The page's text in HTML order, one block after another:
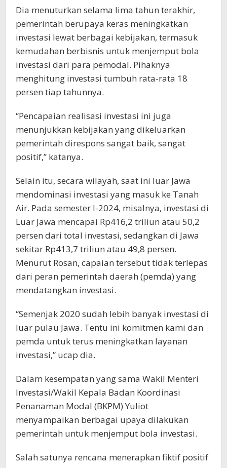
Dia menuturkan selama lima tahun terakhir,
pemerintah berupaya keras meningkatkan
investasi lewat berbagai kebijakan, termasuk
kemudahan berbisnis untuk menjemput bola
investasi dari para pemodal. Pihaknya
menghitung investasi tumbuh rata-rata 18
persen tiap tahunnya.
“Pencapaian realisasi investasi ini juga
menunjukkan kebijakan yang dikeluarkan
pemerintah direspons sangat baik, sangat
positif,” katanya.
Selain itu, secara wilayah, saat ini luar Jawa
mendominasi investasi yang masuk ke Tanah
Air. Pada semester I-2024, misalnya, investasi di
Luar Jawa mencapai Rp416,2 triliun atau 50,2
persen dari total investasi, sedangkan di Jawa
sekitar Rp413,7 triliun atau 49,8 persen.
Menurut Rosan, capaian tersebut tidak terlepas
dari peran pemerintah daerah (pemda) yang
mendatangkan investasi.
“Semenjak 2020 sudah lebih banyak investasi di
luar pulau Jawa. Tentu ini komitmen kami dan
pemda untuk terus meningkatkan layanan
investasi,” ucap dia.
Dalam kesempatan yang sama Wakil Menteri
Investasi/Wakil Kepala Badan Koordinasi
Penanaman Modal (BKPM) Yuliot
menyampaikan berbagai upaya dilakukan
pemerintah untuk menjemput bola investasi.
Salah satunya rencana menerapkan fiktif positif